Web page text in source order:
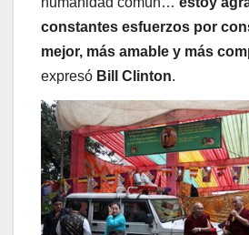
constantes esfuerzos por
mejor, más amable y más
expresó Bill Clinton.